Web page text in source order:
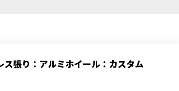
張り：アルミホイール：カスタム